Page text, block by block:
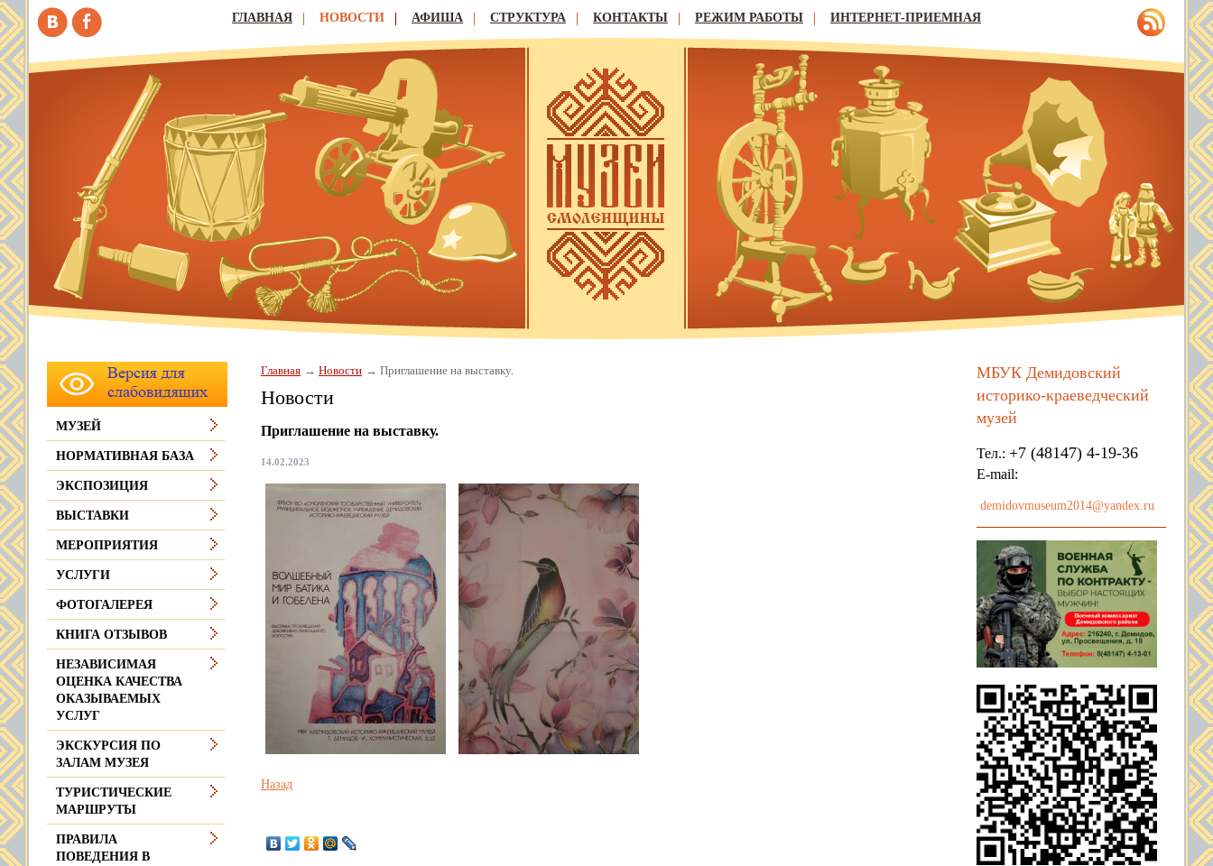
ГЛАВНАЯ НОВОСТИ АФИША СТРУКТУРА КОНТАКТЫ РЕЖИМ РАБОТЫ ИНТЕРНЕТ-ПРИЕМНАЯ
Главная Новости Приглашение на выставку.
Новости
Приглашение на выставку.
14.02.2023
Назад
МУЗЕЙ
НОРМАТИВНАЯ БАЗА
ЭКСПОЗИЦИЯ
ВЫСТАВКИ
МЕРОПРИЯТИЯ
УСЛУГИ
ФОТОГАЛЕРЕЯ
КНИГА ОТЗЫВОВ
НЕЗАВИСИМАЯ
ОЦЕНКА КАЧЕСТВА
ОКАЗЫВАЕМЫХ
УСЛУГ
ЭКСКУРСИЯ ПО
ЗАЛАМ МУЗЕЯ
ТУРИСТИЧЕСКИЕ
МАРШРУТЫ
ПРАВИЛА
ПОВЕДЕНИЯ В
МБУК Демидовский
историко-краеведческий
музей
Тел.: +7 (48147) 4-19-36
E-mail:
demidovmuseum2014@yandex.ru